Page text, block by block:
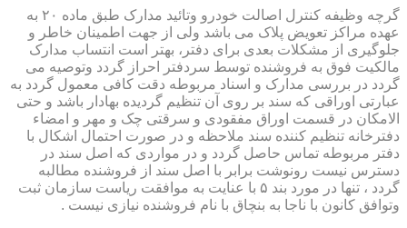
گرچه وظیفه کنترل اصالت خودرو وتائید مدارک طبق ماده ۲۰ به
عهده مراکز تعویض پلاک می باشد ولی از جهت اطمینان خاطر و
جلوگیری از مشکلات بعدی برای دفتر، بهتر است انتساب مدارک
مالکیت فوق به فروشنده توسط سردفتر احراز گردد وتوصیه می
گردد در بررسی مدارک و اسناد مربوطه دقت کافی معمول گردد به
عبارتی اوراقی که سند بر روی آن تنظیم گردیده بهادار باشد و حتی
الامکان در قسمت اوراق مفقودی و سرقتی چک و مهر و امضاء
دفترخانه تنظیم کننده سند ملاحظه و در صورت احتمال اشکال با
دفتر مربوطه تماس حاصل گردد و در مواردی که اصل سند در
دسترس نیست رونوشت برابر با اصل سند از فروشنده مطالبه
گردد ، تنها در مورد بند ۵ با عنایت به موافقت ریاست سازمان ثبت
وتوافق کانون با ناجا به بنچاق با نام فروشنده نیازی نیست .